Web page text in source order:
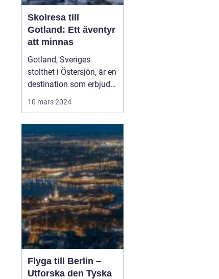
Skolresa till
Gotland: Ett äventyr
att minnas
Gotland, Sveriges
stolthet i Östersjön, är en
destination som erbjuder
naturlig skönhet, är ett
populärt val för skolr...
10 mars 2024
Flyga till Berlin –
Utforska den Tyska